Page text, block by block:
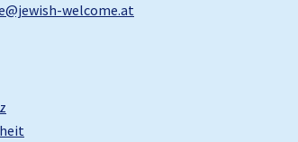
welcome.at